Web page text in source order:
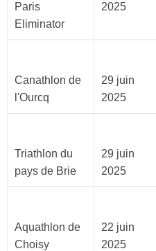
Paris
Eliminator
2025
Canathlon de
l'Ourcq
29 juin
2025
Triathlon du
pays de Brie
29 juin
2025
Aquathlon de
Choisy
22 juin
2025